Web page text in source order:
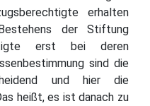
erhalten
der Stiftung
erst bei deren
sind die
und hier die
heißt, es ist danach zu